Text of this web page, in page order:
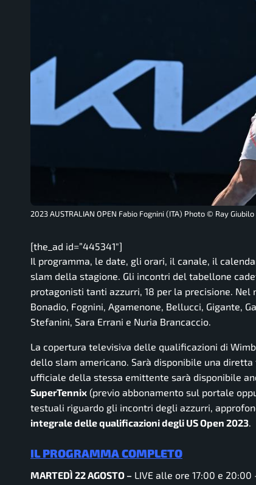
2023 AUSTRALIAN OPEN Fabio Fognini (ITA) Photo © Ray Giubilo
[the_ad id=”445341″]
Il programma, le date, gli orari, il canale, il
slam della stagione. Gli incontri del tabellone
protagonisti tanti azzurri, 18 per la precisione. Nel
Bonadio, Fognini, Agamenone, Bellucci, Gigante,
Stefanini, Sara Errani e Nuria Brancaccio.
La copertura televisiva delle qualificazioni di
dello slam americano. Sarà disponibile una
ufficiale della stessa emittente sarà disponibile
SuperTennix (previo abbonamento sul portale
testuali riguardo gli incontri degli azzurri,
integrale delle qualificazioni degli US Open 2023.
IL PROGRAMMA COMPLETO
MARTEDÌ 22 AGOSTO – LIVE alle ore 17:00 e 20:00